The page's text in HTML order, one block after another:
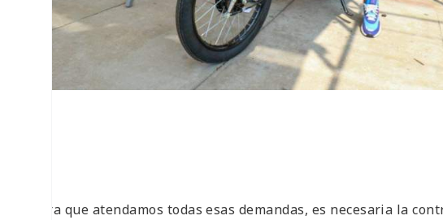
“Para que atendamos todas esas demandas, es necesaria la